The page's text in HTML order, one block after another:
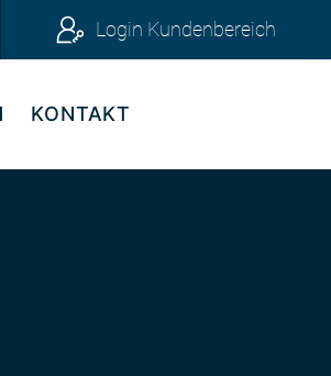
Login Kundenbereich
KONTAKT